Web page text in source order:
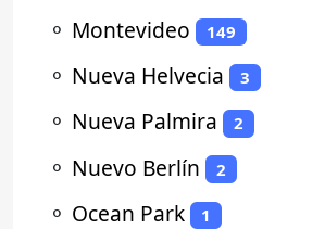
⚬ Montevideo 149
⚬ Nueva Helvecia 3
⚬ Nueva Palmira 2
⚬ Nuevo Berlín 2
⚬ Ocean Park 1